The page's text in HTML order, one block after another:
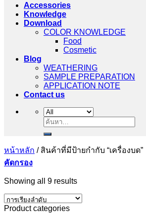
Accessories
Knowledge
Download
COLOR KNOWLEDGE
Food
Cosmetic
Blog
WEATHERING
SAMPLE PREPARATION
APPLICATION NOTE
Contact us
ค้นหา:
หน้าหลัก /สินค้าที่มีป้ายกำกับ “เครื่องบด”
คัดกรอง
Showing all 9 results
Product categories